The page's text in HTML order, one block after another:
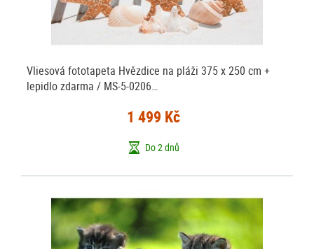
Vliesová fototapeta Hvězdice na pláži 375 x 250 cm +
lepidlo zdarma / MS-5-0206…
1 499 Kč
Do 2 dnů